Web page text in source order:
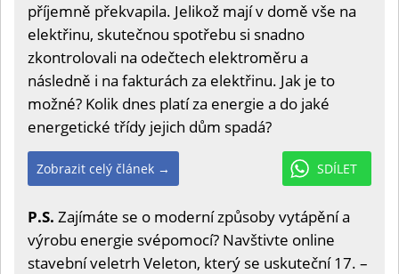
příjemně překvapila. Jelikož mají v domě vše na
elektřinu, skutečnou spotřebu si snadno
zkontrolovali na odečtech elektroměru a
následně i na fakturách za elektřinu. Jak je to
možné? Kolik dnes platí za energie a do jaké
energetické třídy jejich dům spadá?
SDÍLET
Zobrazit celý článek →
P.S. Zajímáte se o moderní způsoby vytápění a
výrobu energie svépomocí? Navštivte online
stavební veletrh Veleton, který se uskuteční 17. –